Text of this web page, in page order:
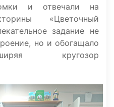
и отвечали на
«Цветочный
задание не
но и обогащало
кругозор